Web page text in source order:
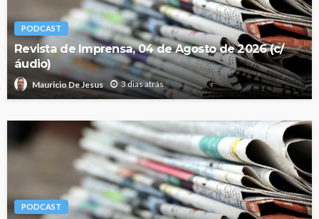
PODCAST
Revista de Imprensa, 04 de Agosto de 2026 (c/
áudio)
Mauricio De Jesus 3 dias atrás
PODCAST